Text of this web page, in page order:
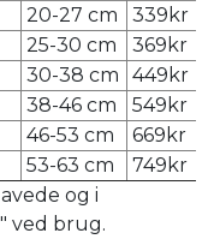
20-27 cm
339kr
25-30 cm
369kr
30-38 cm
449kr
38-46 cm
549kr
46-53 cm
669kr
53-63 cm
749kr
og i
ved brug.